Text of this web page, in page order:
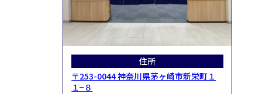
住所
〒253-0044 神奈川県茅ヶ崎市新栄町１
１−８